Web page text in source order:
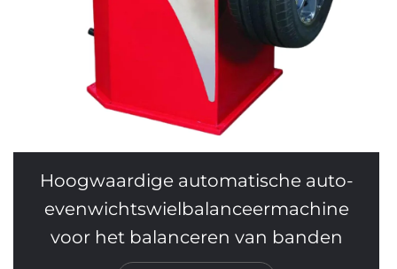
Hoogwaardige automatische auto-
evenwichtswielbalanceermachine
voor het balanceren van banden